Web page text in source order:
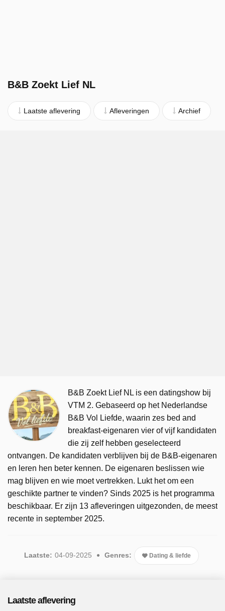
B&B Zoekt Lief NL
Laatste aflevering Afleveringen Archief
B&B Zoekt Lief NL is een datingshow bij
VTM 2. Gebaseerd op het Nederlandse
B&B Vol Liefde, waarin zes bed and
breakfast-eigenaren vier of vijf kandidaten
die zij zelf hebben geselecteerd
ontvangen. De kandidaten verblijven bij de B&B-eigenaren
en leren hen beter kennen. De eigenaren beslissen wie
mag blijven en wie moet vertrekken. Lukt het om een
geschikte partner te vinden? Sinds 2025 is het programma
beschikbaar. Er zijn 13 afleveringen uitgezonden, de meest
recente in september 2025.
Laatste: 04-09-2025 Genres: Dating & liefde
Laatste aflevering